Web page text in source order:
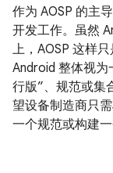
作为 AOSP 的主
开发工作。虽然
上，AOSP 这样
Android 整体视
行版”、规范或集
望设备制造商只
一个规范或构建一